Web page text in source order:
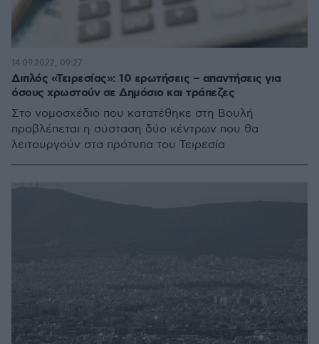
Διπλός «Τειρεσίας»: 10 ερωτήσεις – απαντήσεις για
όσους χρωστούν σε Δημόσιο και τράπεζες
Στο νομοσχέδιο που κατατέθηκε στη Βουλή
προβλέπεται η σύσταση δύο κέντρων που θα
λειτουργούν στα πρότυπα του Τειρεσία
14.09.2022, 09:27